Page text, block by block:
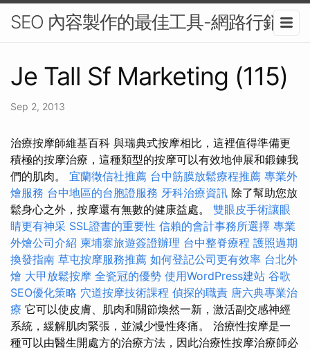
SEO 內容製作的最佳工具-網路行銷
Je Tall Sf Marketing (115)
Sep 2, 2013
治療按摩師維基百科 與瑞典式按摩相比，這裡值得準備更
積極的按摩治療，這種類型的按摩可以有效地伸展和鍛鍊我
們的肌肉。 宜蘭徵信社推薦 台中筋膜放鬆療程推薦 專業外
燴服務 台中地區的台胞證服務 牙科治療資訊 除了幫助您放
鬆身心之外，按摩還有無數的健康益處。 雙眼皮手術讓眼
睛更有神采 SSL證書的重要性 信賴的會計事務所選擇 專業
外燴公司介紹 柬埔寨旅遊簽證辦理 台中整脊療程 護照過期
換發指南 草屯按摩服務推薦 如何登記公司更有效率 台北外
燴 大甲放鬆按摩 全瓷冠的優勢 使用WordPress建站 谷歌
SEO優化策略 穴道按摩技術課程 偵探的職責 唐六典專業治
療 它可以使皮膚、肌肉和關節煥然一新，激活副交感神經
系統，緩解肌肉緊張，並減少慢性疼痛。 治療性按摩是一
種可以由醫生開處方的治療方法，因此治療性按摩治療師必